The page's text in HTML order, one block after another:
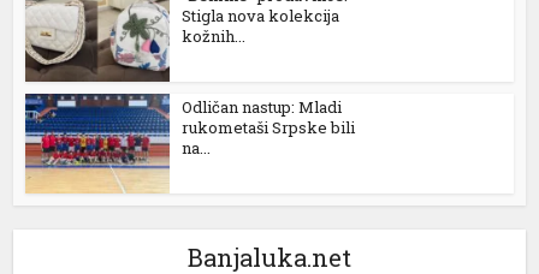
Stigla nova kolekcija
kožnih...
Odličan nastup: Mladi
rukometaši Srpske bili
na...
Banjaluka.net